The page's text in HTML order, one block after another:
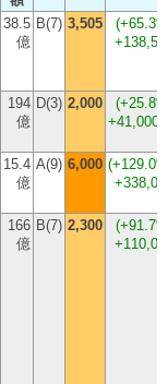
38.5
億
B(7) 3,505 (+65.3%
194
億
D(3) 2,000 (+25.8%
+41,000
15.4
億
A(9) 6,000 (+129.0%
166
億
B(7) 2,300 (+91.7%